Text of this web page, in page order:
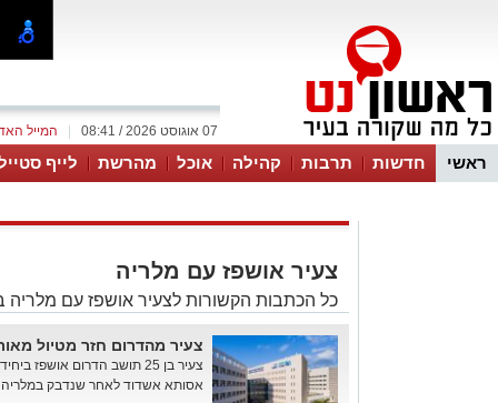
המייל 07 אוגוסט 2026 / 08:41
ראשי חדשות תרבות קהילה אוכל מהרשת לייף
צעיר אושפז עם מלריה
כל הכתבות הקשורות לצעיר אושפז עם מלריה
צעיר מהדרום חזר מטיול
צעיר בן 25 תושב הדרום
אסותא אשדוד לאחר שנדבק במלריה